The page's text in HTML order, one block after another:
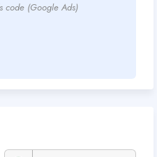
code (Google Ads)